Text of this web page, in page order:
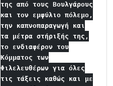
της από τους Βουλγάρους
και τον εμφύλιο πόλεμο,
την καπνοπαραγωγή και
τα μέτρα στήριξής της,
το ενδιαφέρον του
Κόμματος των
Φιλελευθέρων για όλες
τις τάξεις καθώς και με